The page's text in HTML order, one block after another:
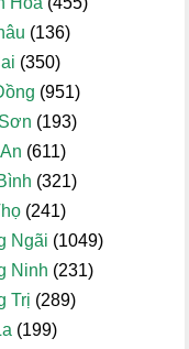
(136)
(350)
(951)
(193)
(611)
(321)
(241)
Ngãi (1049)
Ninh (231)
Trị (289)
(199)